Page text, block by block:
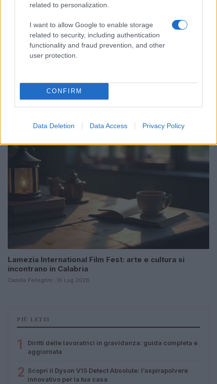
related to personalization.
I want to allow Google to enable storage
related to security, including authentication
functionality and fraud prevention, and other
user protection.
CONFIRM
Data Deletion Data Access Privacy Policy
Codacons denuncia: i problemi che affliggono la Sicilia
tra carburanti, spiagge e incendi
NEWS E ATTUALITÀ
Lamezia International Film Fest: arte e cultura si
incontrano in Calabria
Camilla Pellegrini · 16 Lug 2026
PIÙ LETTI
1
Diritti delle lavoratrici in gravidanza: guida completa e
aggiornata
2 Scopri il Dyson V15 Detect Absolute: l’aspirapolvere
innovativo per la tua casa